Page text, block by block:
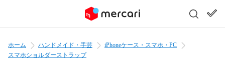
ホーム ハンドメイド・手芸
iPhoneケース・スマホ・PC
スマホショルダーストラップ